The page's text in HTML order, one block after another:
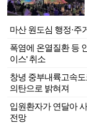
마산 원도심 행정·주
폭염에 온열질환 등
이스' 취소
창녕 중부내륙고속
의탄으로 밝혀져
입원환자가 연달아
전망